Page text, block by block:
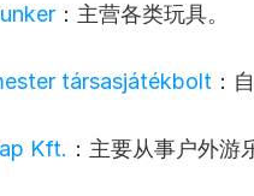
：主营各类玩具。
társasjátékbolt ：
Kft. ：主要从事户外游